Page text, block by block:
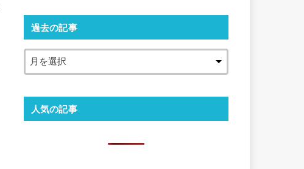
過去の記事
人気の記事